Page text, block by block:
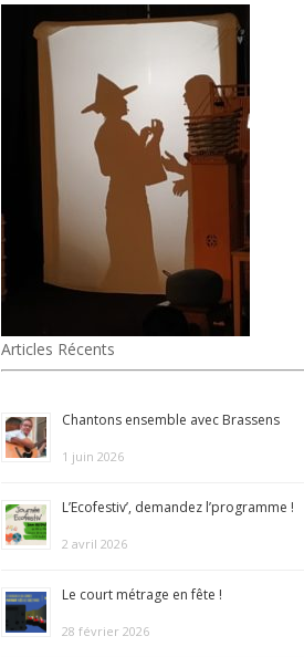
Articles Récents
Chantons ensemble avec Brassens
1 juin 2026
L’Ecofestiv’, demandez l’programme !
2 avril 2026
Le court métrage en fête !
28 février 2026